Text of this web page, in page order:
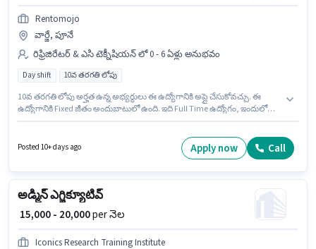
Rentomojo
వార్జే, పూనే
రిఫ్రిజిరేటర్ & ఎసి టెక్నీషియన్ లో 0 - 6 ఏళ్లు అనుభవం
Day shift 10వ తరగతి లోపు
10వ తరగతి లోపు అర్హత ఉన్న అభ్యర్థులు ఈ ఉద్యోగానికి అప్లై చేసుకోవచ్చు. ఈ
ఉద్యోగానికి Fixed జీతం అందుబాటులో ఉంది. ఇది Full Time ఉద్యోగం, ఇందులో
టెక్నీషియన్ ఉద్యోగానికి క్రియాశీలకంగా నియామకం జరుగుతోంది. ఈ ఉద్యోగం 0 - 6
ఏళ్లు సంవత్సరాల అనుభవం ఉన్న వారికి కోసం, నెల జీతం ₹25000 ఉంటుంది.
Posted 10+ days ago Apply now Call
అడ్మిన్ ఎగ్జిక్యూటివ్
₹ 15,000 - 20,000per నెల
Iconics Research Training Institute